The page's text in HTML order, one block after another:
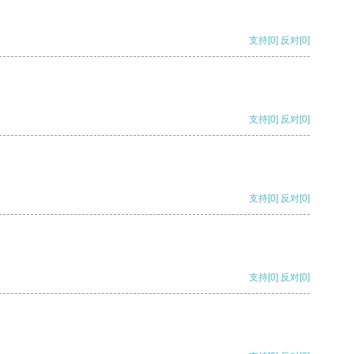
支持[0] 反对[0]
支持[0] 反对[0]
支持[0] 反对[0]
支持[0] 反对[0]